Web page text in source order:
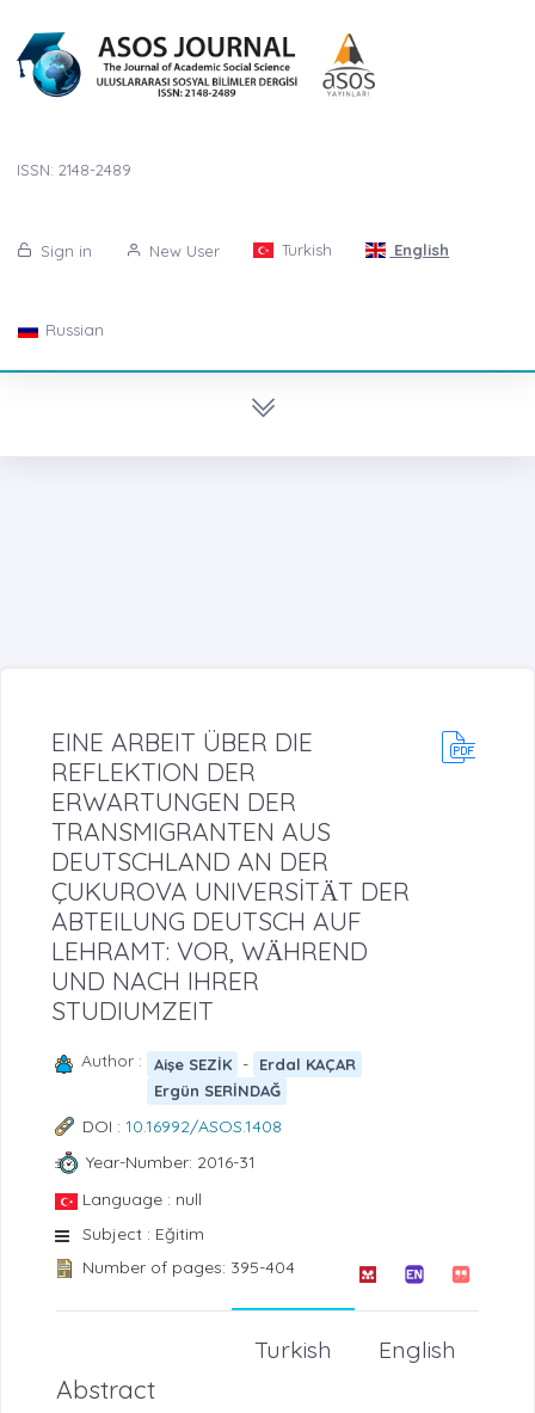
ISSN: 2148-2489
Sign in New User Turkish English
Russian
EINE ARBEIT ÜBER DIE
REFLEKTION DER
ERWARTUNGEN DER
TRANSMIGRANTEN AUS
DEUTSCHLAND AN DER
ÇUKUROVA UNIVERSİTӒT DER
ABTEILUNG DEUTSCH AUF
LEHRAMT: VOR, WӒHREND
UND NACH IHRER
STUDIUMZEIT
Author : Aişe SEZİK -
Erdal KAÇAR
Ergün SERİNDAĞ
DOI : 10.16992/ASOS.1408
Year-Number: 2016-31
Language : null
Subject : Eğitim
Number of pages: 395-404
English
Turkish
Abstract